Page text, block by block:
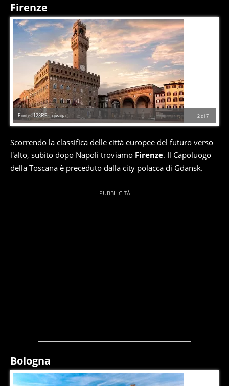
Firenze
2di7
Fonte: 123RF - givaga
Scorrendo la classifica delle città europee del futuro verso
l'alto, subito dopo Napoli troviamo Firenze. Il Capoluogo
della Toscana è preceduto dalla city polacca di Gdansk.
Bologna